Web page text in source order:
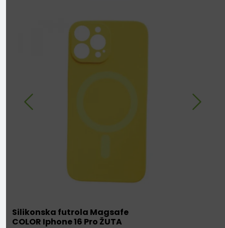
Silikonska futrola Magsafe
COLOR Iphone 16 Pro ŽUTA